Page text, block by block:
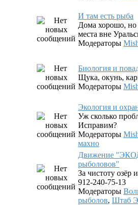
И там есть рыба
Дома хорошо, но
места вне
Модераторы
Биология и
Щука, окунь,
Модераторы
Экология и
Уж сколько
Исправим?
Модераторы
махно
Движение
рыболовов"
За чистоту озёр
912-240-75-13
Модераторы
рыболов, Штаб